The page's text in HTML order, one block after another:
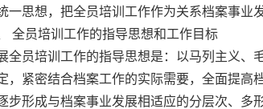
一思想，把全员培训工作作为关系档案事业
全员培训工作的指导思想和工作目标
全员培训工作的指导思想是：以马列主义、
，紧密结合档案工作的实际需要，全面提高
步形成与档案事业发展相适应的分层次、多